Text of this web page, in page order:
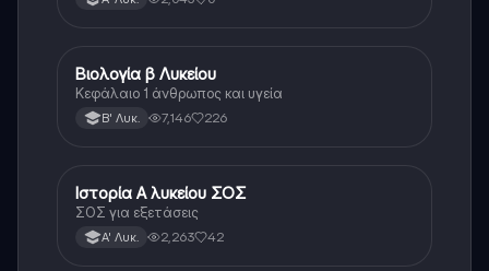
Βιολογία
Βιολογία β Λυκείου
Κεφάλαιο 1 άνθρωπος και υγεία
Β' Λυκ. 7,146 226
Ιστορία
Ιστορία Α λυκείου ΣΟΣ
ΣΟΣ για εξετάσεις
Α' Λυκ. 2,263 42